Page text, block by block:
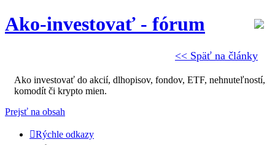
<< Späť na články
Ako-investovať - fórum
Ako investovať do akcií, dlhopisov, fondov, ETF, nehnuteľností,
komodít či krypto mien.
Prejsť na obsah
Rýchle odkazy